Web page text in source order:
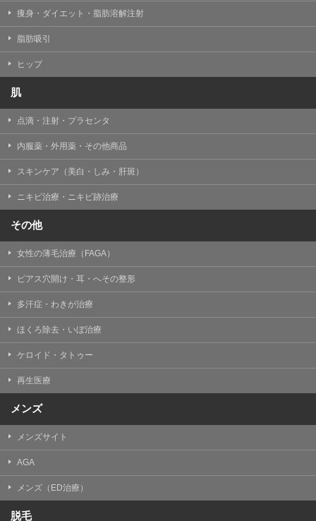
痩身・ダイエット・脂肪溶解注射
脂肪吸引
ヒップ
肌
点滴・注射・プラセンタ
内服薬・外用薬・その他商品
スキンケア（美白・しみ・肝斑）
ニキビ治療・ニキビ跡治療
その他
女性の薄毛治療（FAGA）
ピアス穴開け・耳・へその整形
多汗症・わきが治療
ほくろ除去・いぼ治療
ケロイド・タトゥー
再生医療
メンズ
メンズサイト
AGA
メンズ（ED治療）
脱毛